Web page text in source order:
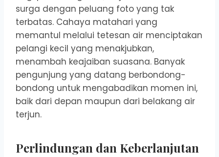
surga dengan peluang foto yang tak
terbatas. Cahaya matahari yang
memantul melalui tetesan air menciptakan
pelangi kecil yang menakjubkan,
menambah keajaiban suasana. Banyak
pengunjung yang datang berbondong-
bondong untuk mengabadikan momen ini,
baik dari depan maupun dari belakang air
terjun.
Perlindungan dan Keberlanjutan